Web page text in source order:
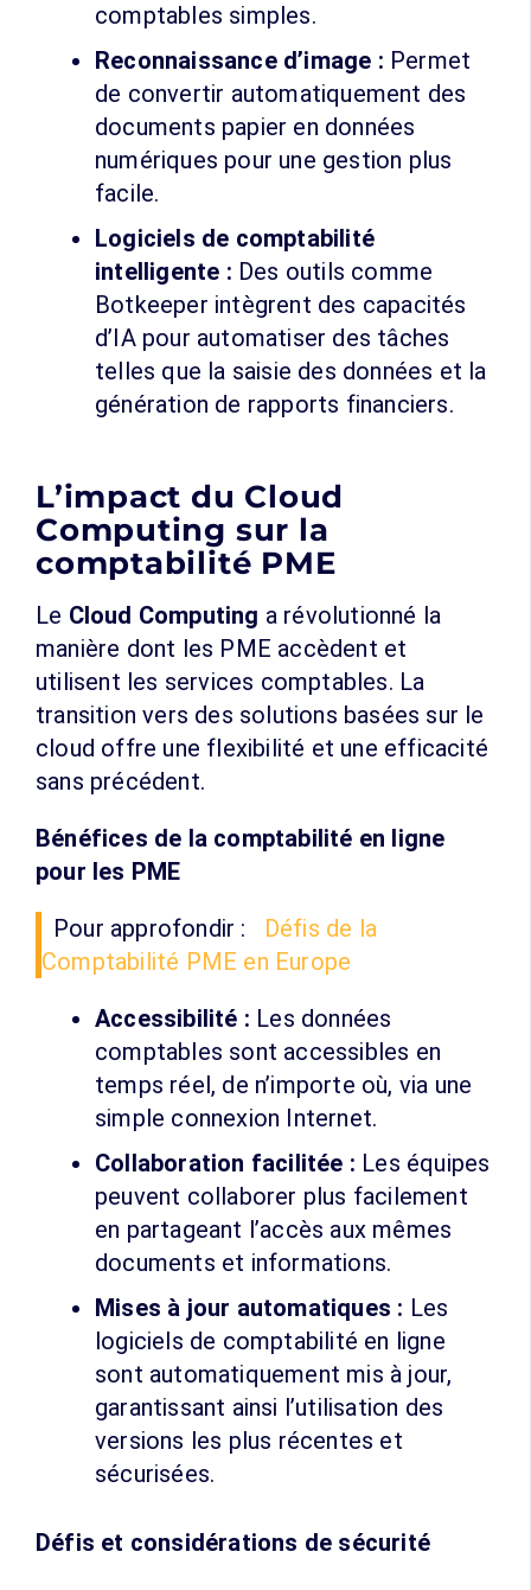
comptables simples.
Reconnaissance d’image : Permet
de convertir automatiquement des
documents papier en données
numériques pour une gestion plus
facile.
Logiciels de comptabilité
intelligente : Des outils comme
Botkeeper intègrent des capacités
d’IA pour automatiser des tâches
telles que la saisie des données et la
génération de rapports financiers.
L’impact du Cloud
Computing sur la
comptabilité PME
Le Cloud Computing a révolutionné la
manière dont les PME accèdent et
utilisent les services comptables. La
transition vers des solutions basées sur le
cloud offre une flexibilité et une efficacité
sans précédent.
Bénéfices de la comptabilité en ligne
pour les PME
Pour approfondir :
Défis de la
Comptabilité PME en Europe
Accessibilité : Les données
comptables sont accessibles en
temps réel, de n’importe où, via une
simple connexion Internet.
Collaboration facilitée : Les équipes
peuvent collaborer plus facilement
en partageant l’accès aux mêmes
documents et informations.
Mises à jour automatiques : Les
logiciels de comptabilité en ligne
sont automatiquement mis à jour,
garantissant ainsi l’utilisation des
versions les plus récentes et
sécurisées.
Défis et considérations de sécurité